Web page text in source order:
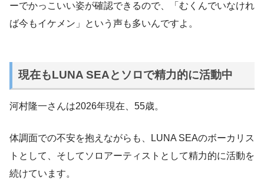
ーでかっこいい姿が確認できるので、「むくんでいなけれ
ば今もイケメン」という声も多いんですよ。
現在もLUNA SEAとソロで精力的に活動中
河村隆一さんは2026年現在、55歳。
体調面での不安を抱えながらも、LUNA SEAのボーカリス
トとして、そしてソロアーティストとして精力的に活動を
続けています。